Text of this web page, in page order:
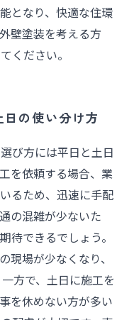
となり、快適な住環
壁塗装を考える方
ください。
の使い分け方
び方には平日と土日
を依頼する場合、業
るため、迅速に手配
の混雑が少ないた
待できるでしょう。
現場が少なくなり、
方で、土日に施工を
を休めない方が多い